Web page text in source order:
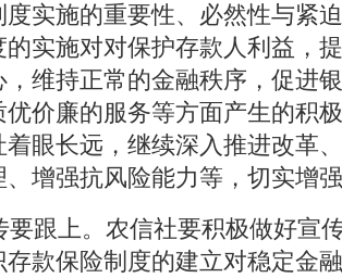
度实施的重要性、必然性与紧
的实施对对保护存款人利益，
，维持正常的金融秩序，促进
优价廉的服务等方面产生的积
着眼长远，继续深入推进改革
、增强抗风险能力等，切实增
跟上。农信社要积极做好宣
存款保险制度的建立对稳定金